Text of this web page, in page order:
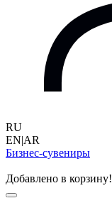
RU
EN|AR
Бизнес-сувениры
Добавлено в корзину!